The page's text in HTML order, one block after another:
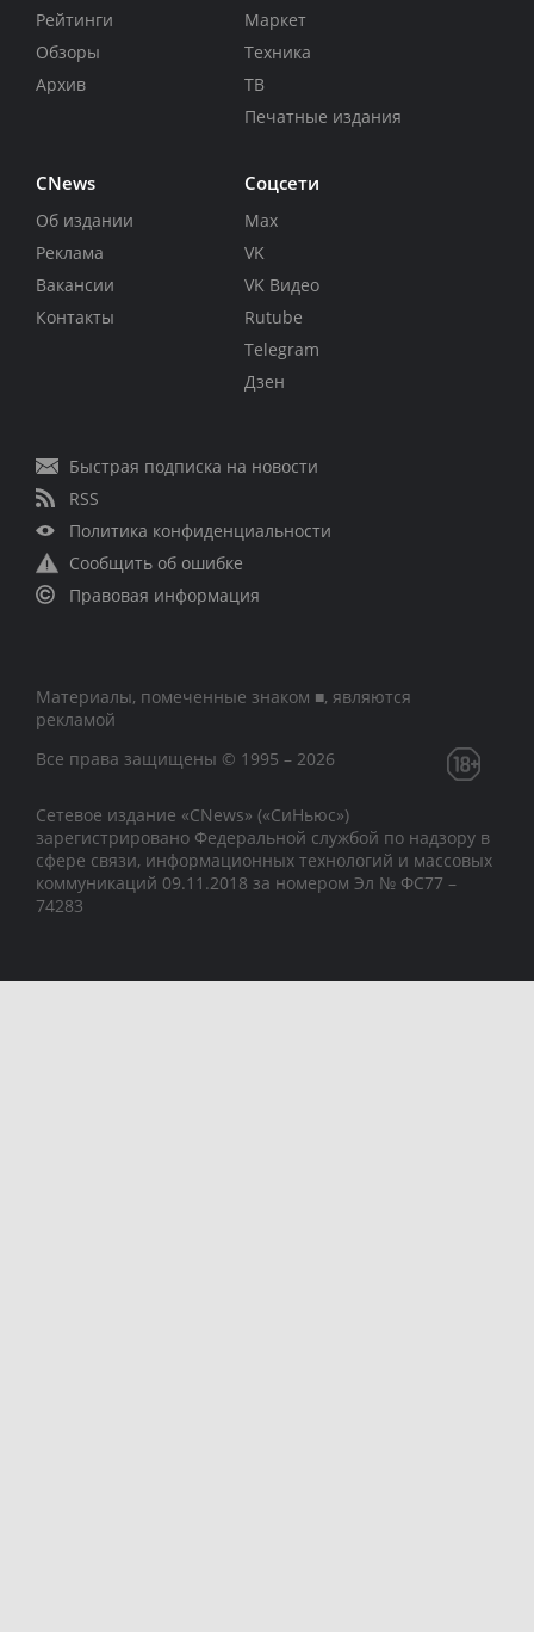
Рейтинги
Обзоры
Архив
Маркет
Техника
ТВ
Печатные издания
CNews
Об издании
Реклама
Вакансии
Контакты
Соцсети
Max
VK
VK Видео
Rutube
Telegram
Дзен
Быстрая подписка на новости
RSS
Политика конфиденциальности
Сообщить об ошибке
Правовая информация
Материалы, помеченные знаком ■, являются
рекламой
Все права защищены © 1995 – 2026
Сетевое издание «CNews» («СиНьюс»)
зарегистрировано Федеральной службой по надзору в
сфере связи, информационных технологий и массовых
коммуникаций 09.11.2018 за номером Эл № ФС77 –
74283